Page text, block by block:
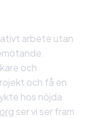
arbete utan
och
och få en
hos nöjda
ser vi ser fram